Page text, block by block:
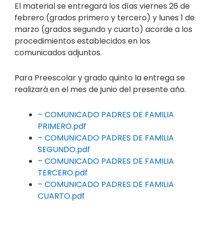
El material se entregará los días viernes 26 de
febrero (grados primero y tercero) y lunes 1 de
marzo (grados segundo y cuarto) acorde a los
procedimientos establecidos en los
comunicados adjuntos.
Para Preescolar y grado quinto la entrega se
realizará en el mes de junio del presente año.
– COMUNICADO PADRES DE FAMILIA
PRIMERO.pdf
– COMUNICADO PADRES DE FAMILIA
SEGUNDO.pdf
– COMUNICADO PADRES DE FAMILIA
TERCERO.pdf
– COMUNICADO PADRES DE FAMILIA
CUARTO.pdf